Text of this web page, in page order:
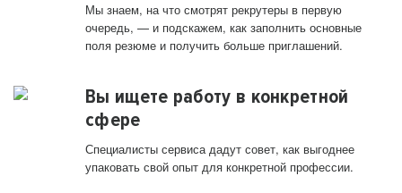
Мы знаем, на что смотрят рекрутеры в первую
очередь, — и подскажем, как заполнить основные
поля резюме и получить больше приглашений.
Вы ищете работу в конкретной
сфере
Специалисты сервиса дадут совет, как выгоднее
упаковать свой опыт для конкретной профессии.